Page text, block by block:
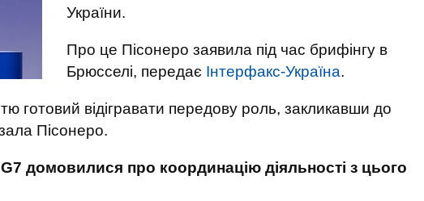
України.
Про це Пісонеро заявила під час брифінгу в
Брюсселі, передає Інтерфакс-Україна.
готовий відігравати передову роль, закликавши до
Пісонеро.
домовилися про координацію діяльності з цього